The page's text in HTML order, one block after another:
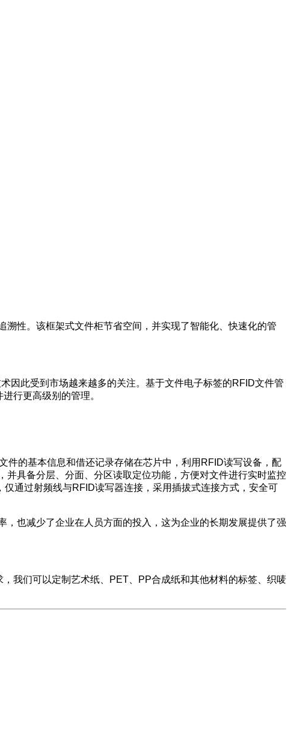
性。该框架式文件柜节省空间，并实现了智能化、快速化的管
因此受到市场越来越多的关注。基于文件电子标签的RFID文件管
行更高级别的管理。
件的基本信息和借还记录存储在芯片中，利用RFID读写设备，配
具备分层、分面、分区读取定位功能，方便对文件进行实时监控
通过射频线与RFID读写器连接，采用插拔式连接方式，安全可
也减少了企业在人员方面的投入，这为企业的长期发展提供了强
，我们可以定制艺术纸、PET、PP合成纸和其他材料的标签、织唛